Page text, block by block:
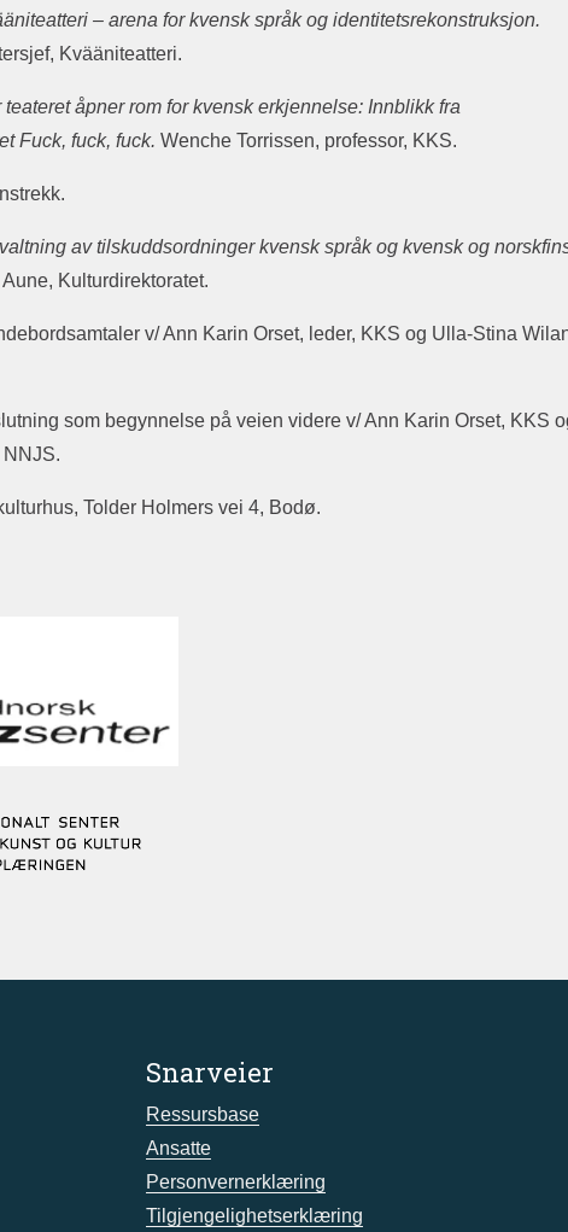
– arena for kvensk språk og identitetsrekonstruksjon.
Kvääniteatteri.
teateret åpner rom for kvensk erkjennelse: Innblikk fra
Fuck, fuck, fuck. Wenche Torrissen, professor, KKS.
av tilskuddsordninger kvensk språk og kvensk og
Kulturdirektoratet.
v/ Ann Karin Orset, leder, KKS og Ulla-Stina
som begynnelse på veien videre v/ Ann Karin Orset, KKS
Tolder Holmers vei 4, Bodø.
Snarveier
Ressursbase
Ansatte
Personvernerklæring
Tilgjengelighetserklæring